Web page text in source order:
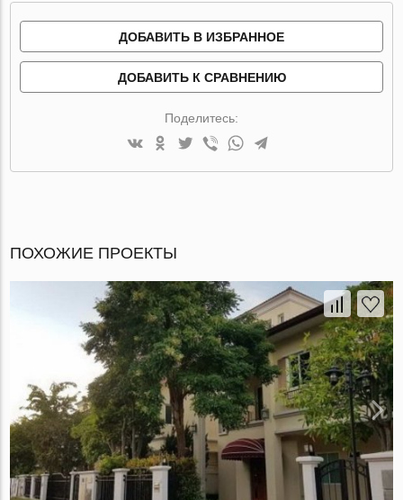
ДОБАВИТЬ В ИЗБРАННОЕ
ДОБАВИТЬ К СРАВНЕНИЮ
Поделитесь:
ПОХОЖИЕ ПРОЕКТЫ